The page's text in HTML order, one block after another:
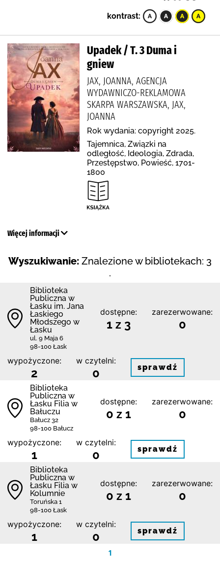
kontrast:
Upadek / T. 3 Duma i
gniew
JAX, JOANNA, AGENCJA
WYDAWNICZO-REKLAMOWA
SKARPA WARSZAWSKA, JAX,
JOANNA
Rok wydania: copyright 2025.
Tajemnica, Związki na
odległość, Ideologia, Zdrada,
Przestępstwo, Powieść, 1701-
1800
Więcej informacji
Wyszukiwanie: Znalezione w bibliotekach: 3
.
Biblioteka
Publiczna w
Łasku im. Jana
Łaskiego
Młodszego w
Łasku
ul. 9 Maja 6
98-100 Łask
dostępne:
1 z 3
zarezerwowane:
0
wypożyczone:
2
w czytelni:
0 sprawdź
Biblioteka
Publiczna w
Łasku Filia w
Bałuczu
Bałucz 32
98-100 Bałucz
dostępne:
0 z 1
zarezerwowane:
0
wypożyczone:
1
w czytelni:
0 sprawdź
Biblioteka
Publiczna w
Łasku Filia w
Kolumnie
Toruńska 1
98-100 Łask
dostępne:
0 z 1
zarezerwowane:
0
wypożyczone:
1
w czytelni:
0 sprawdź
1